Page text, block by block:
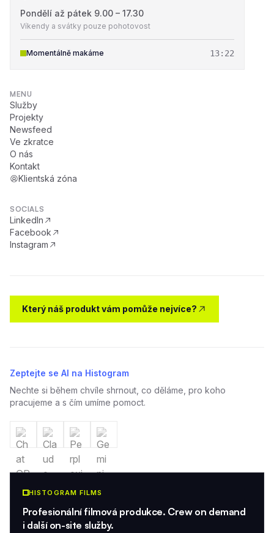
Pondělí až pátek 9.00 – 17.30
Víkendy a svátky pouze pohotovost
Momentálně makáme 13:22
MENU
Služby
Projekty
Newsfeed
Ve zkratce
O nás
Kontakt
Klientská zóna
SOCIALS
LinkedIn
Facebook
Instagram
Který náš produkt vám pomůže nejvíce?
Zeptejte se AI na Histogram
Nechte si během chvíle shrnout, co děláme, pro koho
pracujeme a s čím umíme pomoct.
HISTOGRAM FILMS
Profesionální filmová produkce. Crew on demand
i další on-site služby.